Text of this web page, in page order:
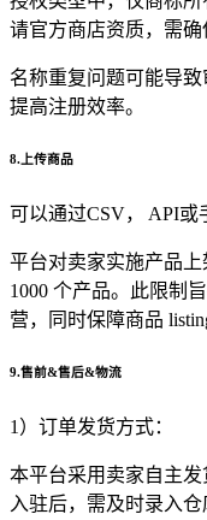
请官方商店资质，需确
名称重复问题可能导
提高注册效率。
8.上传商品
可以通过CSV， API或
平台对卖家实施产品
1000 个产品。此限制
营，同时保障商品
9.售前&售后&物流
1）订单发货方式：
本平台采用卖家自主
入驻后，需及时录入